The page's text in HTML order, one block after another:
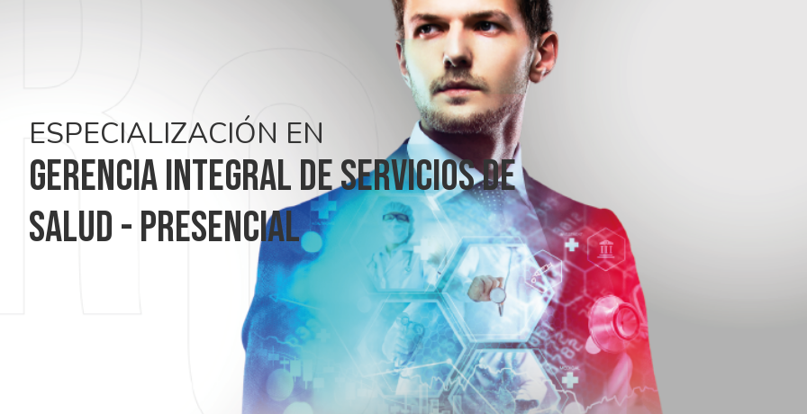
ESPECIALIZACIÓN EN
GERENCIA INTEGRAL DE SERVICIOS DE
SALUD - PRESENCIAL